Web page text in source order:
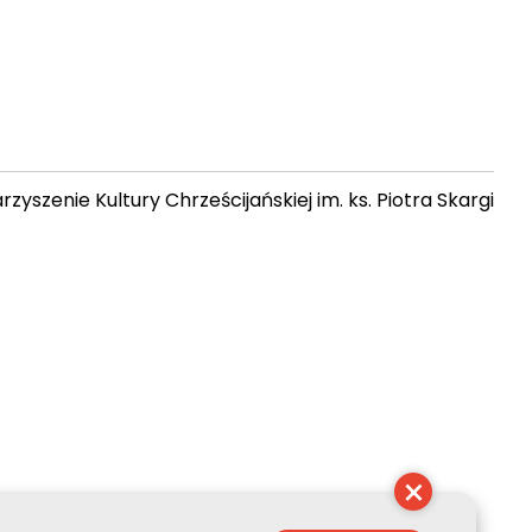
Kultury Chrześcijańskiej im. ks. Piotra Skargi
×